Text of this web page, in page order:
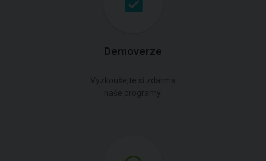
Demoverze